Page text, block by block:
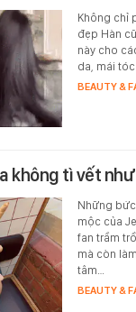
Không chỉ
đẹp Hàn
này cho
da, mái
BEAUTY &
không tì vết
Những
mộc của
fan trầm
mà còn
tâm…
BEAUTY &